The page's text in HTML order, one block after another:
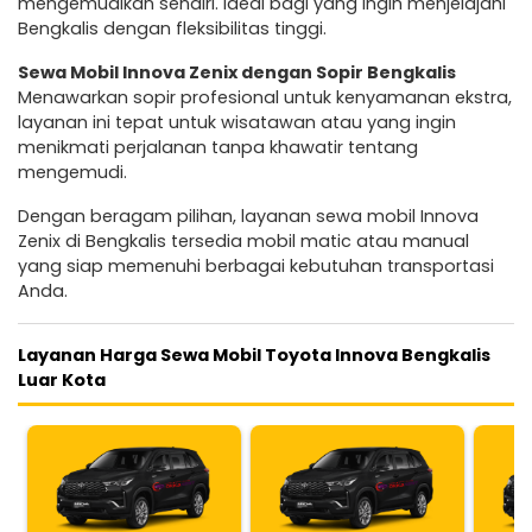
Bengkalis dengan fleksibilitas tinggi.
Sewa Mobil Innova Zenix dengan Sopir Bengkalis
Menawarkan sopir profesional untuk kenyamanan ekstra,
layanan ini tepat untuk wisatawan atau yang ingin
menikmati perjalanan tanpa khawatir tentang
mengemudi.
Dengan beragam pilihan, layanan sewa mobil Innova
Zenix di Bengkalis tersedia mobil matic atau manual
yang siap memenuhi berbagai kebutuhan transportasi
Anda.
Layanan Harga Sewa Mobil Toyota Innova Bengkalis
Luar Kota